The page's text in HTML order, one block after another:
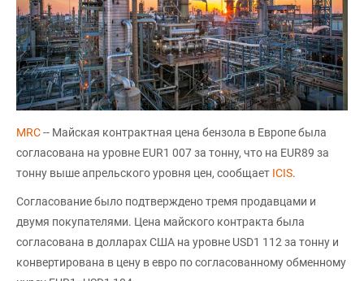
MRC-- Майская контрактная цена бензола в Европе была
согласована на уровне EUR1 007 за тонну, что на EUR89 за
тонну выше апрельского уровня цен, сообщает ICIS.
Согласование было подтверждено тремя продавцами и
двумя покупателями. Цена майского контракта была
согласована в долларах США на уровне USD1 112 за тонну и
конвертирована в цену в евро по согласованному обменному